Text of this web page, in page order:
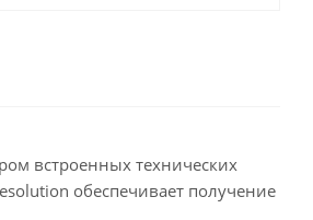
встроенных технических
обеспечивает получение